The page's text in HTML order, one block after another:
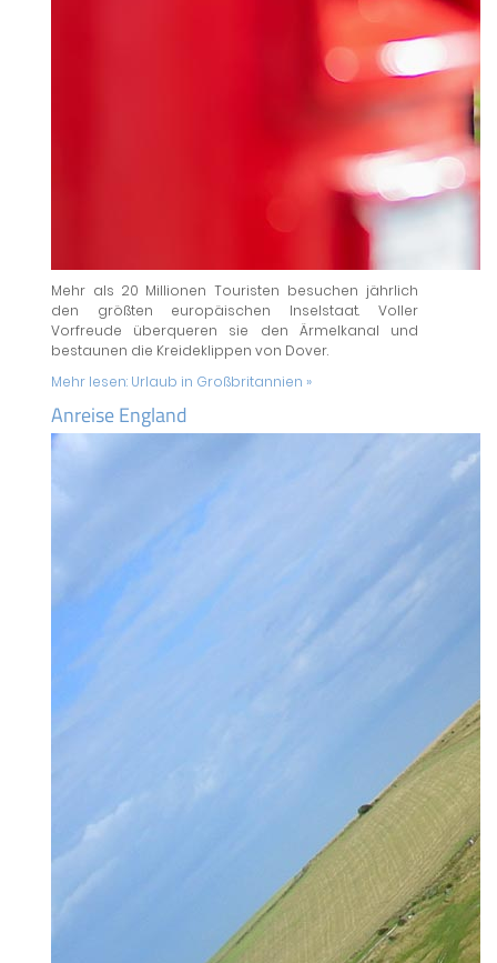
Mehr als 20 Millionen Touristen besuchen jährlich
den größten europäischen Inselstaat. Voller
Vorfreude überqueren sie den Ärmelkanal und
bestaunen die Kreideklippen von Dover.
Mehr lesen: Urlaub in Großbritannien »
Anreise England